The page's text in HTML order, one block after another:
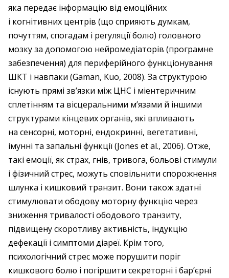
яка передає інформацію від емоційних
і когнітивних центрів (що сприяють думкам,
почуттям, спогадам і регуляції болю) головного
мозку за допомогою нейромедіаторів (програмне
забезпечення) для периферійного функціонування
ШКТ і навпаки (Gaman, Kuo, 2008). За структурою
існують прямі зв’язки між ЦНС і міентеричним
сплетінням та вісцеральними м’язами й іншими
структурами кінцевих органів, які впливають
на сенсорні, моторні, ендокринні, вегетативні,
імунні та запальні функції (Jones et al., 2006). Отже,
такі емоції, як страх, гнів, тривога, больові стимули
і фізичний стрес, можуть сповільнити спорожнення
шлунка і кишковий транзит. Вони також здатні
стимулювати ободову моторну функцію через
зниження тривалості ободового транзиту,
підвищену скоротливу активність, індукцію
дефекації і симптоми діареї. Крім того,
психологічний стрес може порушити поріг
кишкового болю і погіршити секреторні і бар’єрні